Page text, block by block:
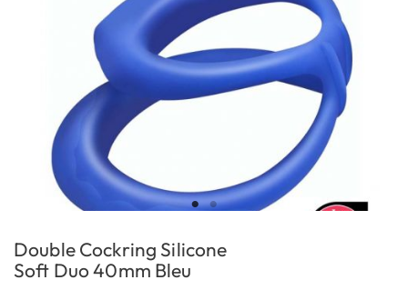
Double Cockring Silicone
Soft Duo 40mm Bleu